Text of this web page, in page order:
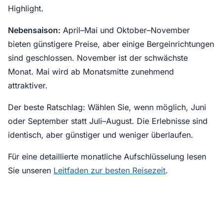
Highlight.
Nebensaison: April–Mai und Oktober–November
bieten günstigere Preise, aber einige Bergeinrichtungen
sind geschlossen. November ist der schwächste
Monat. Mai wird ab Monatsmitte zunehmend
attraktiver.
Der beste Ratschlag: Wählen Sie, wenn möglich, Juni
oder September statt Juli–August. Die Erlebnisse sind
identisch, aber günstiger und weniger überlaufen.
Für eine detaillierte monatliche Aufschlüsselung lesen
Sie unseren Leitfaden zur besten Reisezeit.